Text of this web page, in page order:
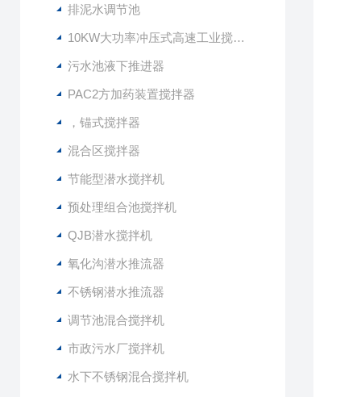
排泥水调节池
10KW大功率冲压式高速工业搅拌设备
污水池液下推进器
PAC2方加药装置搅拌器
，锚式搅拌器
混合区搅拌器
节能型潜水搅拌机
预处理组合池搅拌机
QJB潜水搅拌机
氧化沟潜水推流器
不锈钢潜水推流器
调节池混合搅拌机
市政污水厂搅拌机
水下不锈钢混合搅拌机